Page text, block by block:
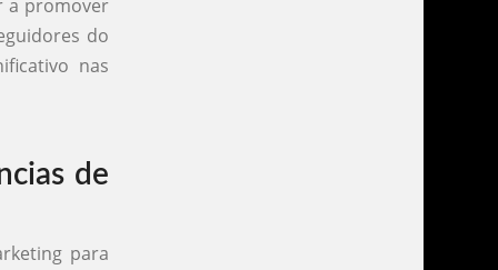
a promover
do
nas
de
para